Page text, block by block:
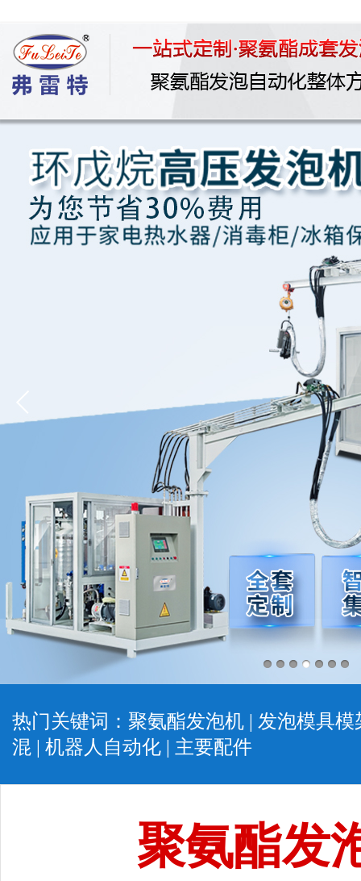
热门关键词： 聚氨酯发泡机 | 发泡模具模
混 |机器人自动化 | 主要配件
聚氨酯发